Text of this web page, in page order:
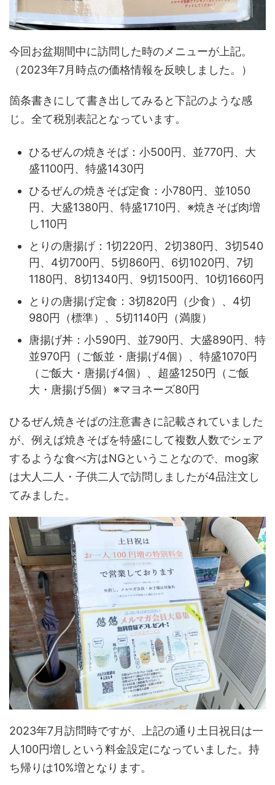
今回お盆期間中に訪問した時のメニューが上記。
（2023年7月時点の価格情報を反映しました。）
箇条書きにして書き出してみると下記のような感
じ。全て税別表記となっています。
ひるぜんの焼きそば：小500円、並770円、大
盛1100円、特盛1430円
ひるぜんの焼きそば定食：小780円、並1050
円、大盛1380円、特盛1710円、※焼きそば肉増
し110円
とりの唐揚げ：1切220円、2切380円、3切540
円、4切700円、5切860円、6切1020円、7切
1180円、8切1340円、9切1500円、10切1660円
とりの唐揚げ定食：3切820円（少食）、4切
980円（標準）、5切1140円（満腹）
唐揚げ丼：小590円、並790円、大盛890円、特
並970円（ご飯並・唐揚げ4個）、特盛1070円
（ご飯大・唐揚げ4個）、超盛1250円（ご飯
大・唐揚げ5個）※マヨネーズ80円
ひるぜん焼きそばの注意書きに記載されていました
が、例えば焼きそばを特盛にして複数人数でシェア
するような食べ方はNGということなので、mog家
は大人二人・子供二人で訪問しましたが4品注文し
てみました。
2023年7月訪問時ですが、上記の通り土日祝日は一
人100円増しという料金設定になっていました。持
ち帰りは10%増となります。